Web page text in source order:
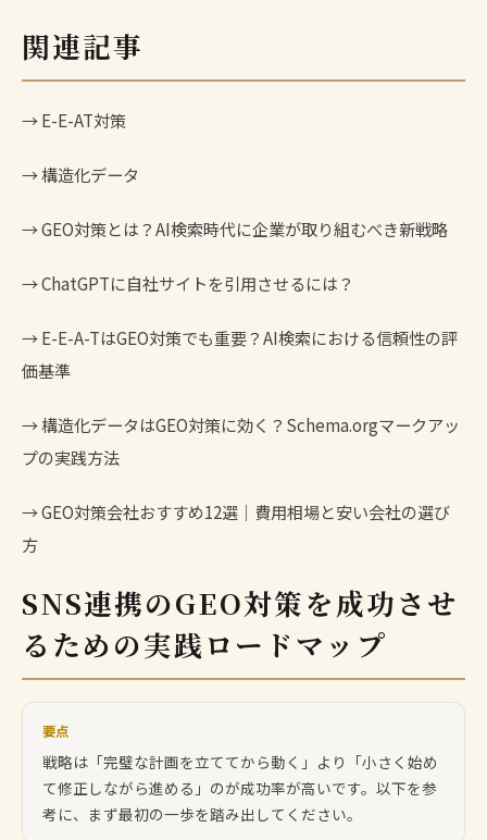
関連記事
→E-E-AT対策
→構造化データ
→GEO対策とは？AI検索時代に企業が取り組むべき新戦略
→ChatGPTに自社サイトを引用させるには？
→E-E-A-TはGEO対策でも重要？AI検索における信頼性の評
価基準
→構造化データはGEO対策に効く？Schema.orgマークアッ
プの実践方法
→GEO対策会社おすすめ12選｜費用相場と安い会社の選び
方
SNS連携のGEO対策を成功させ
るための実践ロードマップ
要点
戦略は「完璧な計画を立ててから動く」より「小さく始め
て修正しながら進める」のが成功率が高いです。以下を参
考に、まず最初の一歩を踏み出してください。